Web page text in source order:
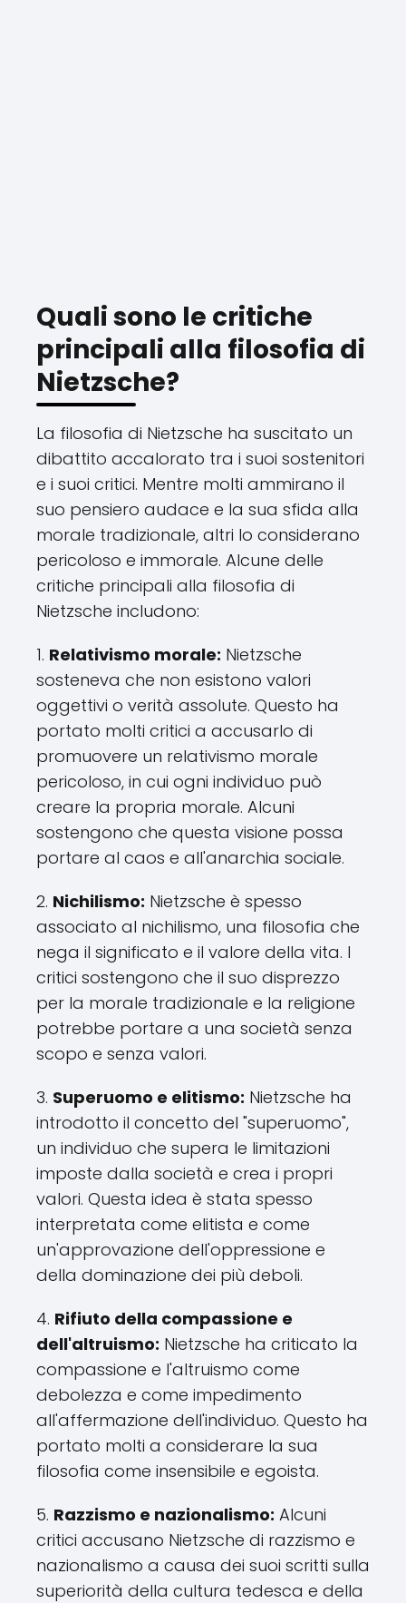
Quali sono le critiche
principali alla filosofia di
Nietzsche?
La filosofia di Nietzsche ha suscitato un
dibattito accalorato tra i suoi sostenitori
e i suoi critici. Mentre molti ammirano il
suo pensiero audace e la sua sfida alla
morale tradizionale, altri lo considerano
pericoloso e immorale. Alcune delle
critiche principali alla filosofia di
Nietzsche includono:
1. Relativismo morale: Nietzsche
sosteneva che non esistono valori
oggettivi o verità assolute. Questo ha
portato molti critici a accusarlo di
promuovere un relativismo morale
pericoloso, in cui ogni individuo può
creare la propria morale. Alcuni
sostengono che questa visione possa
portare al caos e all'anarchia sociale.
2. Nichilismo: Nietzsche è spesso
associato al nichilismo, una filosofia che
nega il significato e il valore della vita. I
critici sostengono che il suo disprezzo
per la morale tradizionale e la religione
potrebbe portare a una società senza
scopo e senza valori.
3. Superuomo e elitismo: Nietzsche ha
introdotto il concetto del "superuomo",
un individuo che supera le limitazioni
imposte dalla società e crea i propri
valori. Questa idea è stata spesso
interpretata come elitista e come
un'approvazione dell'oppressione e
della dominazione dei più deboli.
4. Rifiuto della compassione e
dell'altruismo: Nietzsche ha criticato la
compassione e l'altruismo come
debolezza e come impedimento
all'affermazione dell'individuo. Questo ha
portato molti a considerare la sua
filosofia come insensibile e egoista.
5. Razzismo e nazionalismo: Alcuni
critici accusano Nietzsche di razzismo e
nazionalismo a causa dei suoi scritti sulla
superiorità della cultura tedesca e della